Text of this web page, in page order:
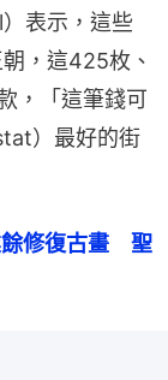
表示，這些
，這425枚、
，「這筆錢可
）最好的街
修復古畫　聖